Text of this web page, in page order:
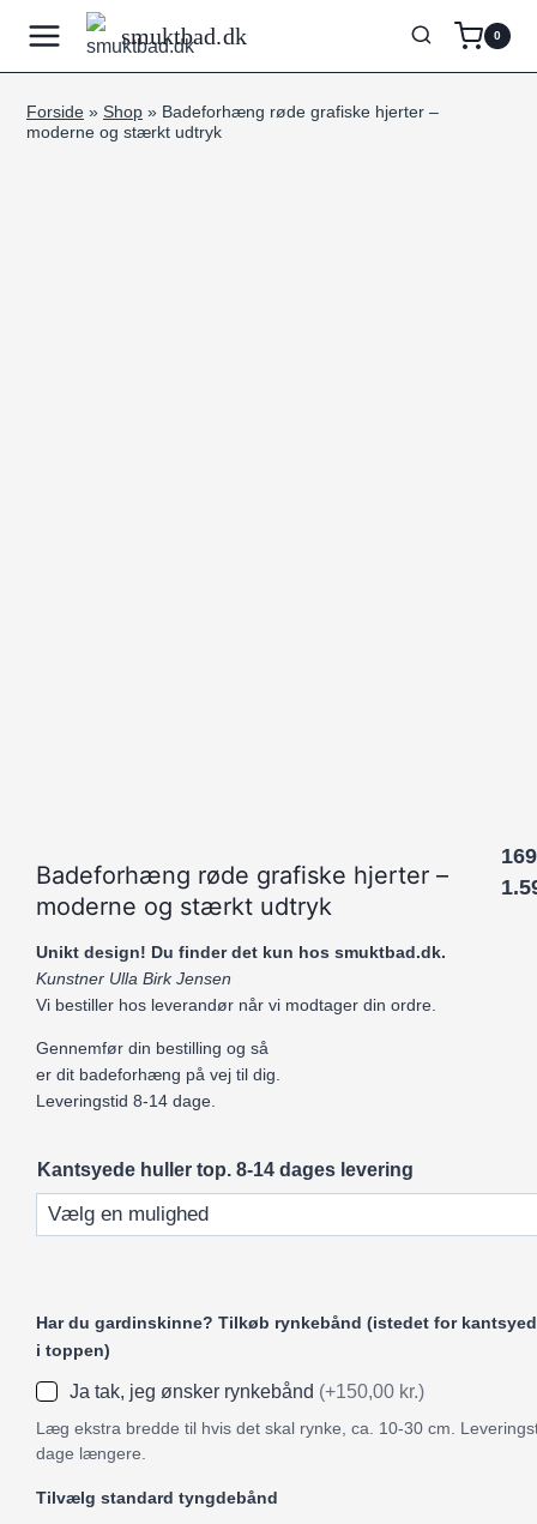
indhold
smuktbad.dk 0
Forside » Shop » Badeforhæng røde grafiske hjerter –
moderne og stærkt udtryk
Badeforhæng røde grafiske hjerter –
moderne og stærkt udtryk
Unikt design! Du finder det kun hos smuktbad.dk.
Kunstner Ulla Birk Jensen
Vi bestiller hos leverandør når vi modtager din ordre.
Gennemfør din bestilling og så
er dit badeforhæng på vej til dig.
Leveringstid 8-14 dage.
Kantsyede huller top. 8-14 dages levering
Har du gardinskinne? Tilkøb rynkebånd (istedet for
i toppen)
Ja tak, jeg ønsker rynkebånd (+150,00 kr.)
Læg ekstra bredde til hvis det skal rynke, ca. 10-30 cm.
dage længere.
Tilvælg standard tyngdebånd